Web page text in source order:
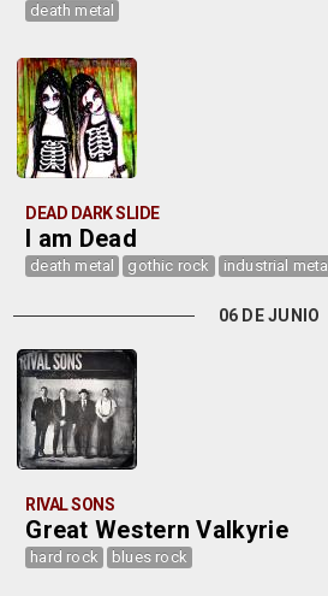
death metal
DEAD DARK SLIDE
I am Dead
death metal gothic rock industrial metal
06 DE JUNIO
RIVAL SONS
Great Western Valkyrie
hard rock blues rock